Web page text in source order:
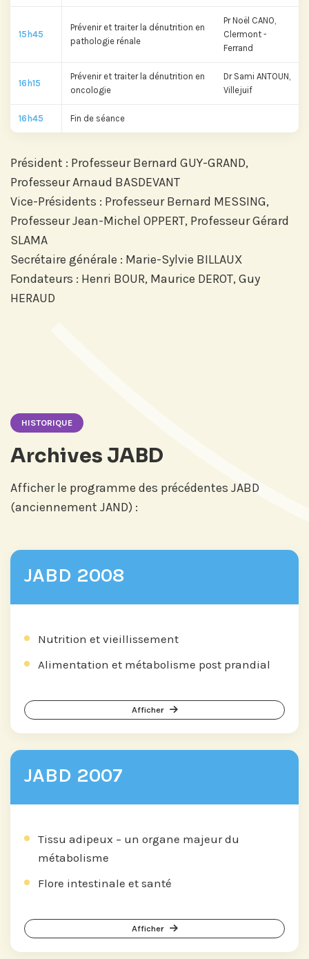
15h45
Prévenir et traiter la dénutrition en
pathologie rénale
Pr Noël CANO,
Clermont -
Ferrand
16h15
Prévenir et traiter la dénutrition en
oncologie
Dr Sami ANTOUN,
Villejuif
16h45 Fin de séance
Président : Professeur Bernard GUY-GRAND,
Professeur Arnaud BASDEVANT
Vice-Présidents : Professeur Bernard MESSING,
Professeur Jean-Michel OPPERT, Professeur Gérard
SLAMA
Secrétaire générale : Marie-Sylvie BILLAUX
Fondateurs : Henri BOUR, Maurice DEROT, Guy
HERAUD
HISTORIQUE
Archives JABD
Afficher le programme des précédentes JABD
(anciennement JAND) :
JABD 2008
Nutrition et vieillissement
Alimentation et métabolisme post prandial
Afficher
JABD 2007
Tissu adipeux – un organe majeur du
métabolisme
Flore intestinale et santé
Afficher
Si vous préférez suivre notre actu par
mail, recevez nos newsletters en
Prix Projets de Recherche